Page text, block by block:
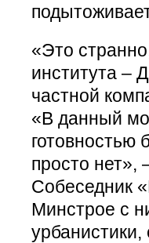
«Это
института –
частной
«В данный
готовностью
просто нет»,
Собеседник
Минстрое с